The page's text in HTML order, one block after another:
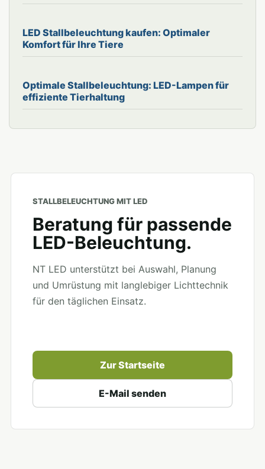
LED Stallbeleuchtung kaufen: Optimaler
Komfort für Ihre Tiere
Optimale Stallbeleuchtung: LED-Lampen für
effiziente Tierhaltung
STALLBELEUCHTUNG MIT LED
Beratung für passende
LED-Beleuchtung.
NT LED unterstützt bei Auswahl, Planung
und Umrüstung mit langlebiger Lichttechnik
für den täglichen Einsatz.
Zur Startseite
E-Mail senden